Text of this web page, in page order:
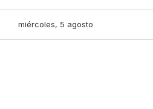
miércoles, 5 agosto